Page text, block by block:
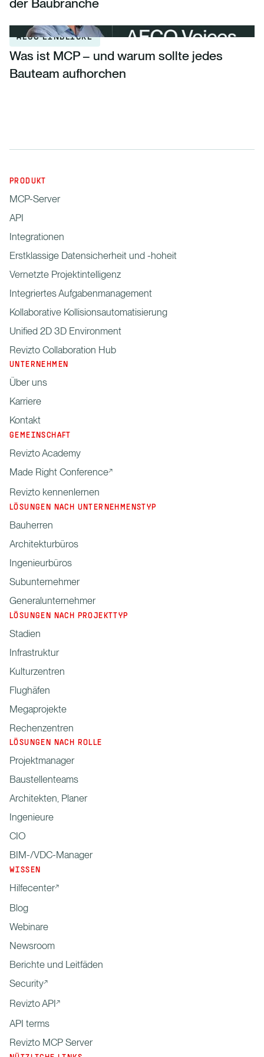
der Baubranche
AECO EINBLICKE
Was ist MCP – und warum sollte jedes
Bauteam aufhorchen
PRODUKT
MCP-Server
API
Integrationen
Erstklassige Datensicherheit und -hoheit
Vernetzte Projektintelligenz
Integriertes Aufgabenmanagement
Kollaborative Kollisionsautomatisierung
Unified 2D 3D Environment
Revizto Collaboration Hub
UNTERNEHMEN
Über uns
Karriere
Kontakt
GEMEINSCHAFT
Revizto Academy
Made Right Conference
Revizto kennenlernen
LÖSUNGEN NACH UNTERNEHMENSTYP
Bauherren
Architekturbüros
Ingenieurbüros
Subunternehmer
Generalunternehmer
LÖSUNGEN NACH PROJEKTTYP
Stadien
Infrastruktur
Kulturzentren
Flughäfen
Megaprojekte
Rechenzentren
LÖSUNGEN NACH ROLLE
Projektmanager
Baustellenteams
Architekten, Planer
Ingenieure
CIO
BIM-/VDC-Manager
WISSEN
Hilfecenter
Blog
Webinare
Newsroom
Berichte und Leitfäden
Security
Revizto API
API terms
Revizto MCP Server